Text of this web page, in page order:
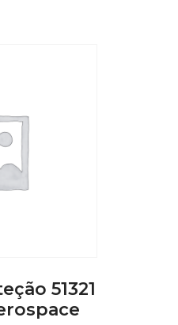
51321